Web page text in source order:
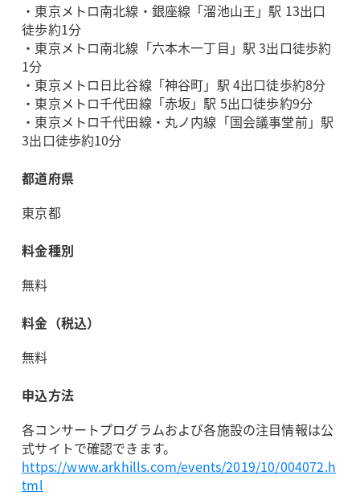
・東京メトロ南北線・銀座線「溜池山王」駅 13出口
徒歩約1分
・東京メトロ南北線「六本木一丁目」駅 3出口徒歩約
1分
・東京メトロ日比谷線「神谷町」駅 4出口徒歩約8分
・東京メトロ千代田線「赤坂」駅 5出口徒歩約9分
・東京メトロ千代田線・丸ノ内線「国会議事堂前」駅
3出口徒歩約10分
都道府県
東京都
料金種別
無料
料金（税込）
無料
申込方法
各コンサートプログラムおよび各施設の注目情報は公
式サイトで確認できます。
https://www.arkhills.com/events/2019/10/004072.h
tml